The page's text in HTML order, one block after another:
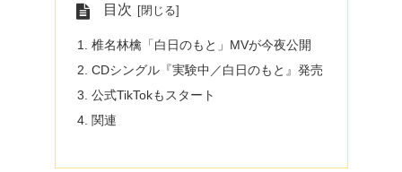
目次
椎名林檎「白日のもと」MVが今夜公開
CDシングル『実験中／白日のもと』発売
公式TikTokもスタート
関連